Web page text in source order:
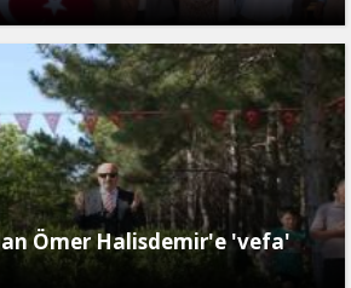
Ömer Halisdemir'e 'vefa'